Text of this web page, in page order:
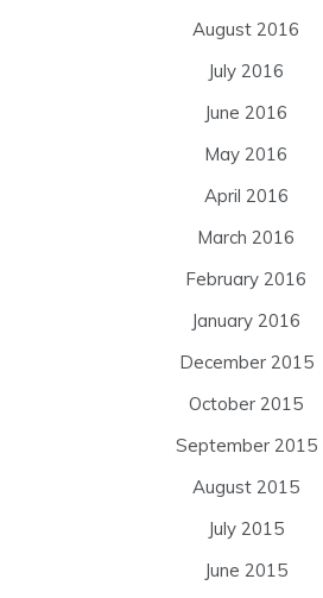
August 2016
July 2016
June 2016
May 2016
April 2016
March 2016
February 2016
January 2016
December 2015
October 2015
September 2015
August 2015
July 2015
June 2015